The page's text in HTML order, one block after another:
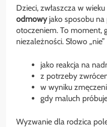
Dzieci, zwłaszcza w
odmowyjako sposobu na
otoczeniem. To moment,
niezależności. Słowo
jako reakcja na
z potrzeby
w wyniku
gdy maluch
Wyzwanie dla rodzica